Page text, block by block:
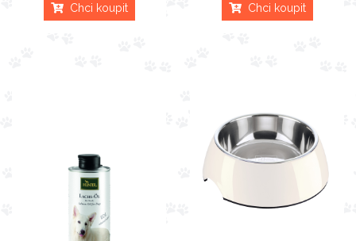
Chci koupit Chci koupit